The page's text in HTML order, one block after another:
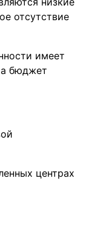
отсутствие
имеет
а бюджет
центрах